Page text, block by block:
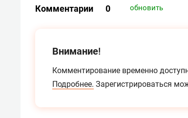
Комментарии 0 обновить
Внимание!
Комментирование временно
Подробнее. Зарегистрироваться